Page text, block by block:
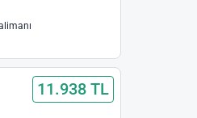
11.938 TL